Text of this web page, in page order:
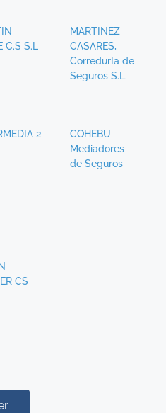
C.S S.L
MARTINEZ
CASARES,
CorredurIa de
Seguros S.L.
2
COHEBU
Mediadores
de Seguros
CS